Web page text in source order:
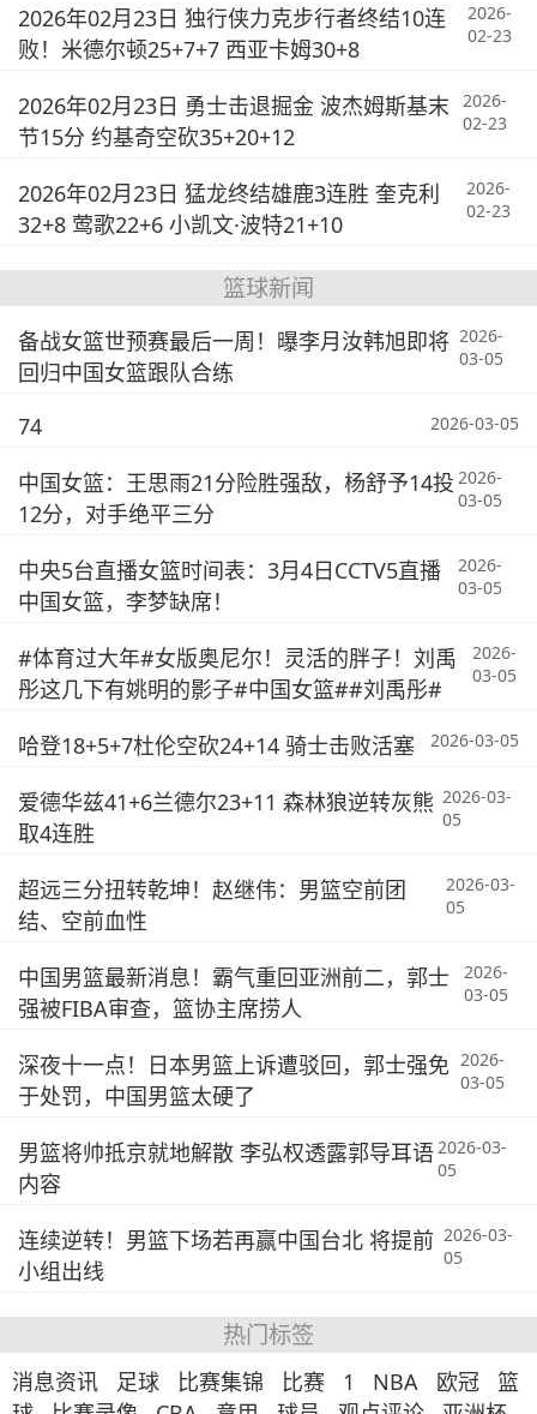
2026年02月23日 独行侠力克步行者终结10连
败！米德尔顿25+7+7 西亚卡姆30+8
2026-
02-23
2026年02月23日 勇士击退掘金 波杰姆斯基末
节15分 约基奇空砍35+20+12
2026-
02-23
2026年02月23日 猛龙终结雄鹿3连胜 奎克利
32+8 莺歌22+6 小凯文·波特21+10
2026-
02-23
篮球新闻
备战女篮世预赛最后一周！曝李月汝韩旭即将
回归中国女篮跟队合练
2026-
03-05
74 2026-03-05
中国女篮：王思雨21分险胜强敌，杨舒予14投
12分，对手绝平三分
2026-
03-05
中央5台直播女篮时间表：3月4日CCTV5直播
中国女篮，李梦缺席！
2026-
03-05
#体育过大年#女版奥尼尔！灵活的胖子！刘禹
彤这几下有姚明的影子#中国女篮##刘禹彤#
2026-
03-05
哈登18+5+7杜伦空砍24+14 骑士击败活塞 2026-03-05
爱德华兹41+6兰德尔23+11 森林狼逆转灰熊
取4连胜
2026-03-
05
超远三分扭转乾坤！赵继伟：男篮空前团
结、空前血性
2026-03-
05
中国男篮最新消息！霸气重回亚洲前二，郭士
强被FIBA审查，篮协主席捞人
2026-
03-05
深夜十一点！日本男篮上诉遭驳回，郭士强免
于处罚，中国男篮太硬了
2026-
03-05
男篮将帅抵京就地解散 李弘权透露郭导耳语
内容
2026-03-
05
连续逆转！男篮下场若再赢中国台北 将提前
小组出线
2026-03-
05
热门标签
消息资讯 足球 比赛集锦 比赛 1 NBA 欧冠
篮